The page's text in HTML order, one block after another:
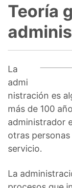
Teoría
La
admi
nistración es
más de 100
administrador
otras
servicio.
La